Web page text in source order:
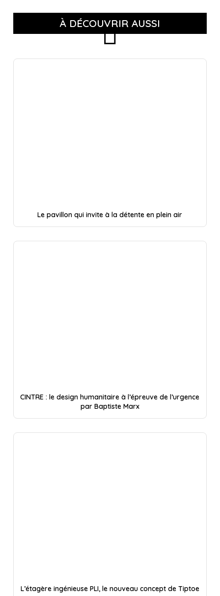
À DÉCOUVRIR AUSSI
Le pavillon qui invite à la détente en plein air
CINTRE : le design humanitaire à l’épreuve de l’urgence
par Baptiste Marx
L’étagère ingénieuse PLI, le nouveau concept de Tiptoe